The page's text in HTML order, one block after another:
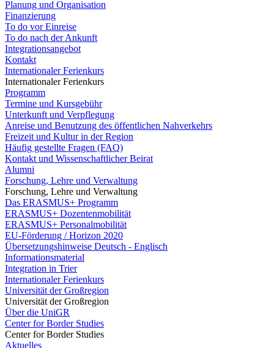
Planung und Organisation
Finanzierung
To do vor Einreise
To do nach der Ankunft
Integrationsangebot
Kontakt
Internationaler Ferienkurs
Internationaler Ferienkurs
Programm
Termine und Kursgebühr
Unterkunft und Verpflegung
Anreise und Benutzung des öffentlichen Nahverkehrs
Freizeit und Kultur in der Region
Häufig gestellte Fragen (FAQ)
Kontakt und Wissenschaftlicher Beirat
Alumni
Forschung, Lehre und Verwaltung
Forschung, Lehre und Verwaltung
Das ERASMUS+ Programm
ERASMUS+ Dozentenmobilität
ERASMUS+ Personalmobilität
EU-Förderung / Horizon 2020
Übersetzungshinweise Deutsch - Englisch
Informationsmaterial
Integration in Trier
Internationaler Ferienkurs
Universität der Großregion
Universität der Großregion
Über die UniGR
Center for Border Studies
Center for Border Studies
Aktuelles